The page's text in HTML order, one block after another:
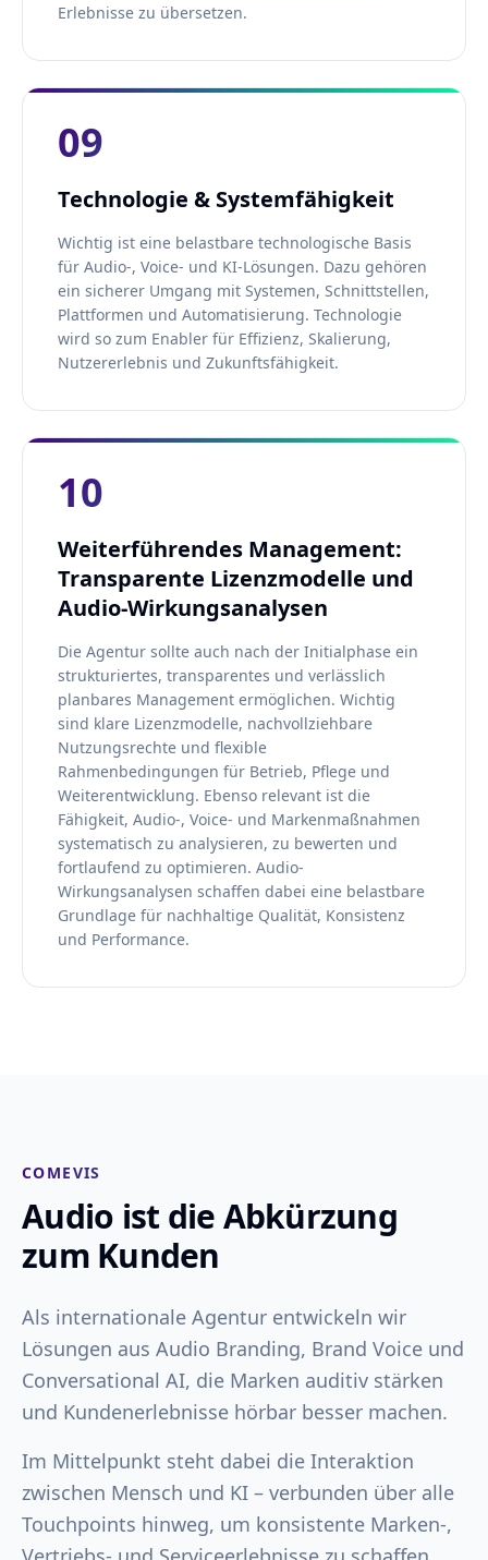
Erlebnisse zu übersetzen.
09
Technologie & Systemfähigkeit
Wichtig ist eine belastbare technologische Basis
für Audio-, Voice- und KI-Lösungen. Dazu gehören
ein sicherer Umgang mit Systemen, Schnittstellen,
Plattformen und Automatisierung. Technologie
wird so zum Enabler für Effizienz, Skalierung,
Nutzererlebnis und Zukunftsfähigkeit.
10
Weiterführendes Management:
Transparente Lizenzmodelle und
Audio-Wirkungsanalysen
Die Agentur sollte auch nach der Initialphase ein
strukturiertes, transparentes und verlässlich
planbares Management ermöglichen. Wichtig
sind klare Lizenzmodelle, nachvollziehbare
Nutzungsrechte und flexible
Rahmenbedingungen für Betrieb, Pflege und
Weiterentwicklung. Ebenso relevant ist die
Fähigkeit, Audio-, Voice- und Markenmaßnahmen
systematisch zu analysieren, zu bewerten und
fortlaufend zu optimieren. Audio-
Wirkungsanalysen schaffen dabei eine belastbare
Grundlage für nachhaltige Qualität, Konsistenz
und Performance.
COMEVIS
Audio ist die Abkürzung
zum Kunden
Als internationale Agentur entwickeln wir
Lösungen aus Audio Branding, Brand Voice und
Conversational AI, die Marken auditiv stärken
und Kundenerlebnisse hörbar besser machen.
Im Mittelpunkt steht dabei die Interaktion
zwischen Mensch und KI – verbunden über alle
Touchpoints hinweg, um konsistente Marken-,